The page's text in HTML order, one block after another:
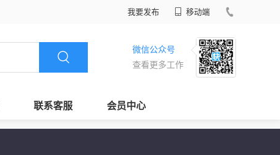
我要发布 移动端
微信公众号
查看更多工作
联系客服 会员中心